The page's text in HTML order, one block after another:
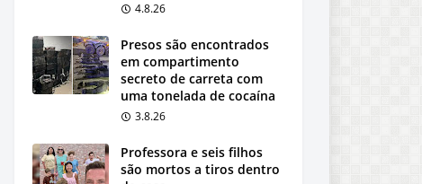
4.8.26
Presos são encontrados
em compartimento
secreto de carreta com
uma tonelada de cocaína
3.8.26
Professora e seis filhos
são mortos a tiros dentro